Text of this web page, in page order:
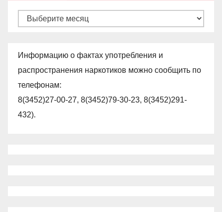
Архивы
Информацию о фактах употребления и
распространения наркотиков можно сообщить по
телефонам:
8(3452)27-00-27, 8(3452)79-30-23, 8(3452)291-
432).